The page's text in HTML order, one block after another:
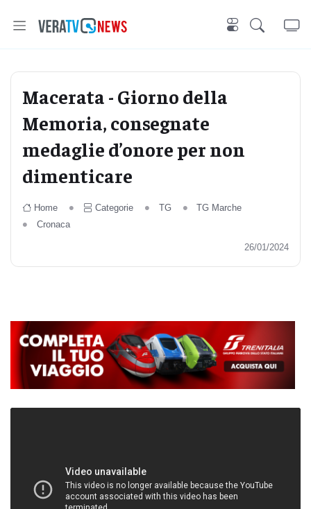
Macerata - Giorno della
Memoria, consegnate
medaglie d’onore per non
dimenticare
Home Categorie TG
TG Marche
Cronaca
26/01/2024